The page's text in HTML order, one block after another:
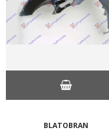
BLATOBRAN